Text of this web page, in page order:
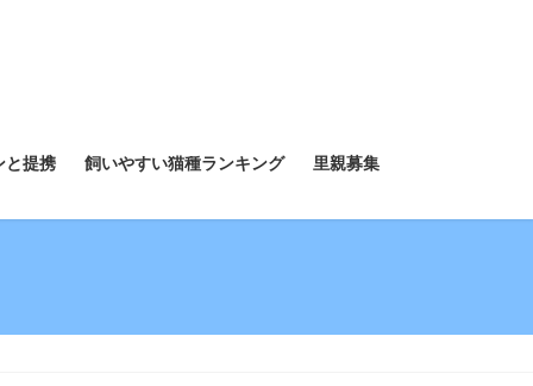
と提携 飼いやすい猫種ランキング 里親募集